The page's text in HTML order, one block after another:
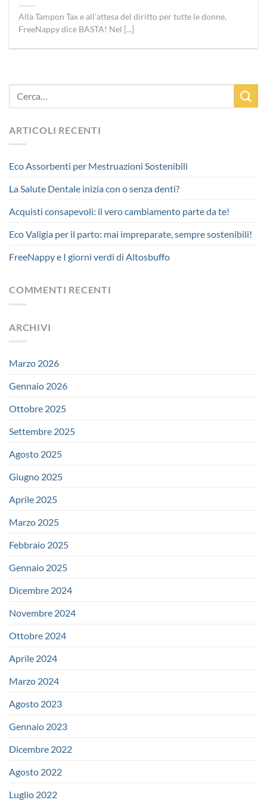
ARTICOLI RECENTI
Eco Assorbenti per Mestruazioni Sostenibili
La Salute Dentale inizia con o senza denti?
Acquisti consapevoli: il vero cambiamento parte da te!
Eco Valigia per il parto: mai impreparate, sempre sostenibili!
FreeNappy e I giorni verdi di Altosbuffo
COMMENTI RECENTI
ARCHIVI
Marzo 2026
Gennaio 2026
Ottobre 2025
Settembre 2025
Agosto 2025
Giugno 2025
Aprile 2025
Marzo 2025
Febbraio 2025
Gennaio 2025
Dicembre 2024
Novembre 2024
Ottobre 2024
Aprile 2024
Marzo 2024
Agosto 2023
Gennaio 2023
Dicembre 2022
Agosto 2022
Luglio 2022
Alla Tampon Tax e all’attesa del diritto per tutte le donne,
FreeNappy dice BASTA! Nel [...]